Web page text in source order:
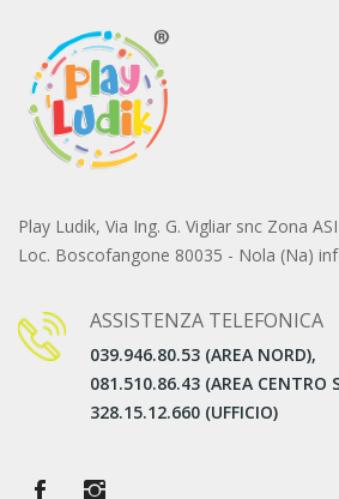
Play Ludik, Via Ing. G. Vigliar snc Zona
Loc. Boscofangone 80035 - Nola (Na)
ASSISTENZA TELEFONICA
039.946.80.53 (AREA NORD),
081.510.86.43 (AREA CENTRO
328.15.12.660 (UFFICIO)